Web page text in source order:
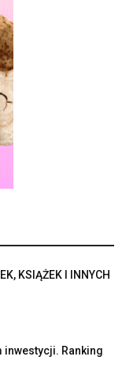
KSIĄŻEK I INNYCH
Ranking